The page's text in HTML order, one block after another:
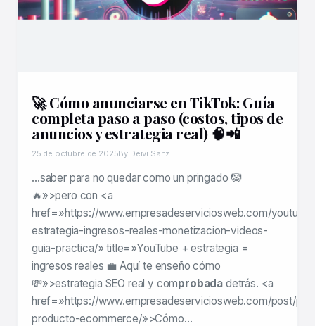
🚀 Cómo anunciarse en TikTok: Guía
completa paso a paso (costos, tipos de
anuncios y estrategia real) 🧠📲
25 de octubre de 2025By Deivi Sanz
…saber para no quedar como un pringado 🤡
🔥»>pero con <a
href=»https://www.empresadeserviciosweb.com/youtube-
estrategia-ingresos-reales-monetizacion-videos-
guia-practica/» title=»YouTube + estrategia =
ingresos reales 💼 Aquí te enseño cómo
💸»>estrategia SEO real y comprobada detrás. <a
href=»https://www.empresadeserviciosweb.com/post/
producto-ecommerce/»>Cómo…